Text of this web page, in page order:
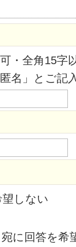
・全角15字
名」とご記
しない
に回答を希